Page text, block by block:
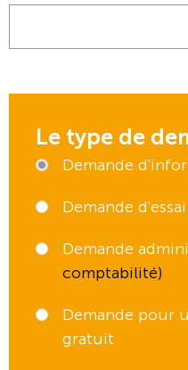
Le type de
Demande
Demande
Demande
Demande pour
gratuit